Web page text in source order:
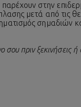
στην
μετά από τις
σημαδιών
πριν ξεκινήσεις ή